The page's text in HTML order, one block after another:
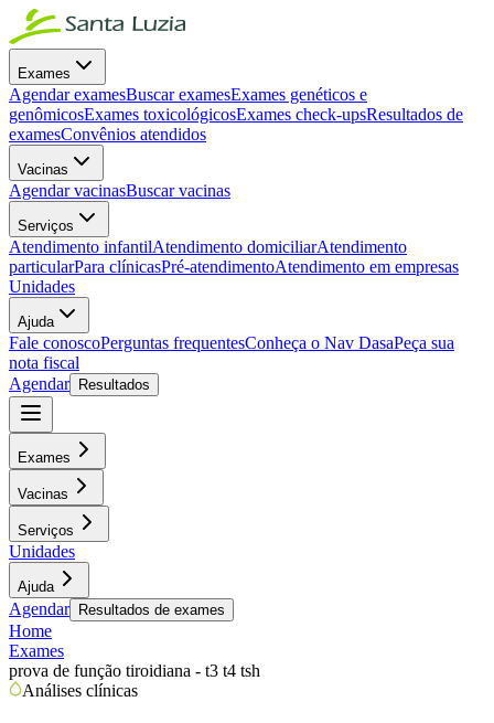
Exames
Agendar examesBuscar examesExames genéticos e
genômicosExames toxicológicosExames check-upsResultados de
examesConvênios atendidos
Vacinas
Agendar vacinasBuscar vacinas
Serviços
Atendimento infantilAtendimento domiciliarAtendimento
particularPara clínicasPré-atendimentoAtendimento em empresas
Unidades
Ajuda
Fale conoscoPerguntas frequentesConheça o Nav DasaPeça sua
nota fiscal
Agendar
Resultados
Exames
Vacinas
Serviços
Unidades
Ajuda
Agendar Resultados de exames
Home
Exames
prova de função tiroidiana - t3 t4 tsh
Análises clínicas